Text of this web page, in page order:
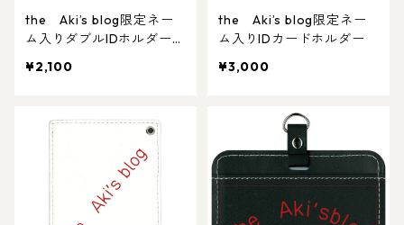
the Aki’s blog限定ネー
ム入りダブルIDホルダー付
¥2,100
the Aki’s blog限定ネー
ム入りIDカードホルダー
¥3,000